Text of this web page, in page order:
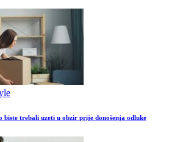
biste trebali uzeti u obzir prije donošenja odluke